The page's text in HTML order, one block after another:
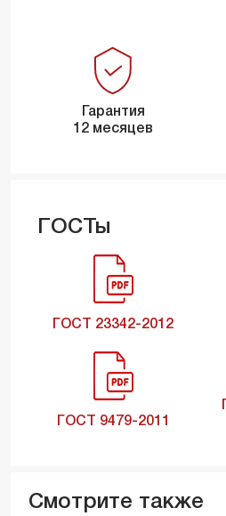
Гарантия
12 месяцев
ГОСТы
ГОСТ 23342-2012
ГОСТ 9479-2011
Смотрите также